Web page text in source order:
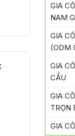
GIA
NAM
GIA
(ODM
GIA
CẦU
GIA
TRỌN
GIA